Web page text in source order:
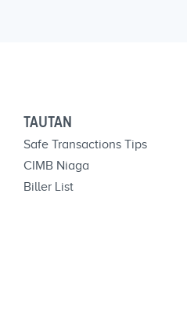
TAUTAN
Safe Transactions Tips
CIMB Niaga
Biller List